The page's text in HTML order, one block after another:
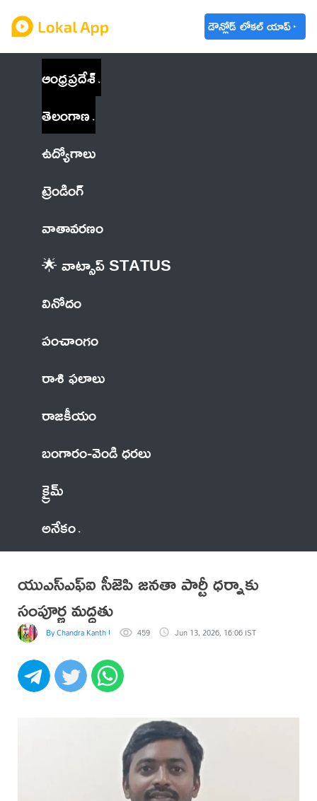
డౌన్లోడ్ లోకల్ యాప్
ఆంధ్రప్రదేశ్
తెలంగాణ
ఉద్యోగాలు
ట్రెండింగ్
వాతావరణం
🌟 వాట్సాప్ STATUS
వినోదం
పంచాంగం
రాశి ఫలాలు
రాజకీయం
బంగారం-వెండి ధరలు
క్రైమ్
అనేకం
యుఎస్ఎఫ్ఐ సీజెపి జనతా పార్టీ ధర్నాకు
సంపూర్ణ మద్దతు
By Chandra Kanth USFI 459 Jun 13, 2026, 16:06 IST